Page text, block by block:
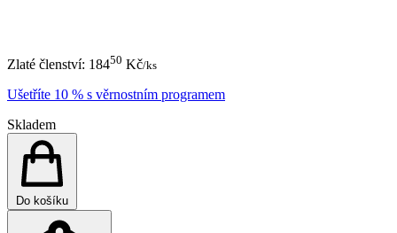
Zlaté členství: 18450 Kč/ks
Ušetříte 10 % s věrnostním programem
Skladem
Do košíku